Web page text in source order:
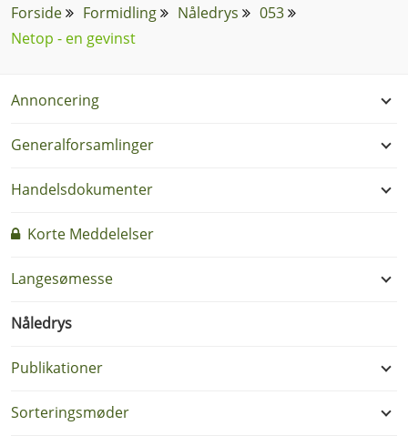
Forside Formidling Nåledrys
053
Netop - en gevinst
Annoncering
Generalforsamlinger
Handelsdokumenter
Korte Meddelelser
Langesømesse
Nåledrys
Publikationer
Sorteringsmøder